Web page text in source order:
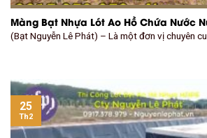
Màng Bạt Nhựa Lót Ao Hồ Chứa Nước
(Bạt Nguyễn Lê Phát) – Là một đơn vị chuyên
25
Th2